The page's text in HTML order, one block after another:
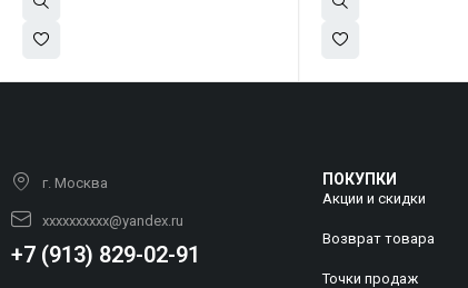
г. Москва
xxxxxxxxxx@yandex.ru
+7 (913) 829-02-91
ПОКУПКИ
Акции и скидки
Возврат товара
Точки продаж